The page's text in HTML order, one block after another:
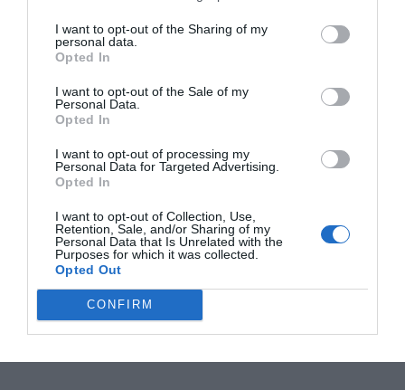
I want to opt-out of the Sharing of my
personal data.
Opted In
I want to opt-out of the Sale of my
Personal Data.
Opted In
I want to opt-out of processing my
Personal Data for Targeted Advertising.
Opted In
I want to opt-out of Collection, Use,
Retention, Sale, and/or Sharing of my
Personal Data that Is Unrelated with the
Purposes for which it was collected.
Opted Out
CONFIRM